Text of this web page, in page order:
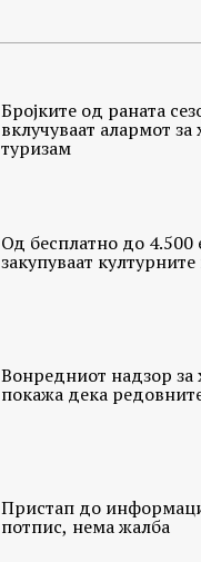
Бројките од раната
вклучуваат алармот за
туризам
Од бесплатно до 4.500
закупуваат
Вонредниот надзор за
покажа дека
Пристап до
потпис, нема жалба